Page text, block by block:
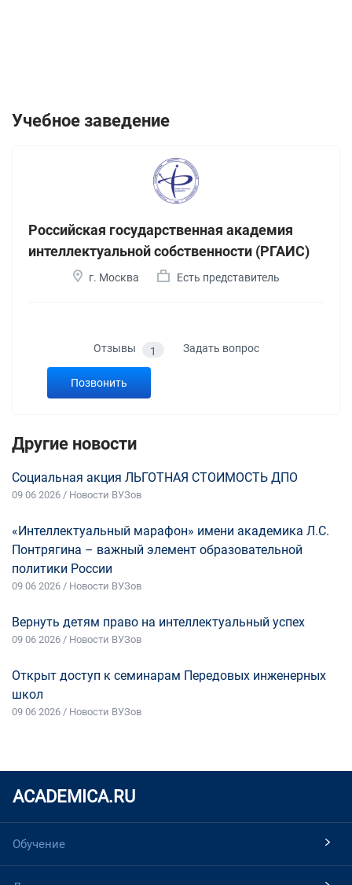
Учебное заведение
Российская государственная академия
интеллектуальной собственности (РГАИС)
г. Москва Есть представитель
Отзывы 1 Задать вопрос
Позвонить
Другие новости
Социальная акция ЛЬГОТНАЯ СТОИМОСТЬ ДПО
09 06 2026 / Новости ВУЗов
«Интеллектуальный марафон» имени академика Л.С.
Понтрягина – важный элемент образовательной
политики России
09 06 2026 / Новости ВУЗов
Вернуть детям право на интеллектуальный успех
09 06 2026 / Новости ВУЗов
Открыт доступ к семинарам Передовых инженерных
школ
09 06 2026 / Новости ВУЗов
ACADEMICA.RU
Обучение